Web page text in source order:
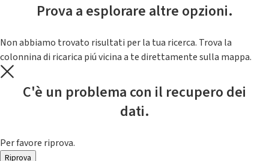
Prova a esplorare altre opzioni.
Non abbiamo trovato risultati per la tua ricerca. Trova la
colonnina di ricarica piú vicina a te direttamente sulla mappa.
C'è un problema con il recupero dei
dati.
Per favore riprova.
Riprova